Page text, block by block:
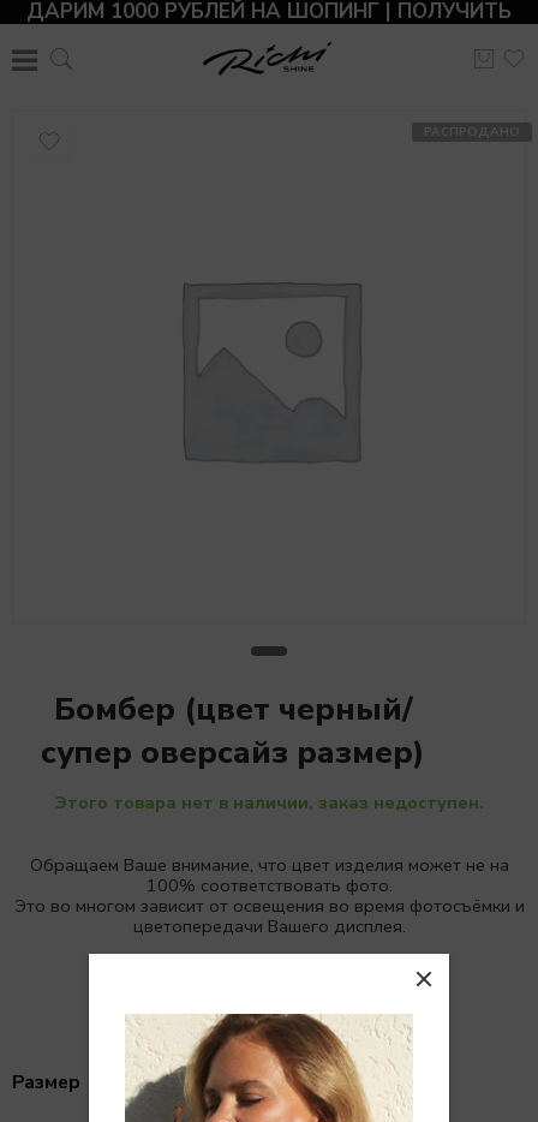
ДАРИМ 1000 РУБЛЕЙ НА ШОПИНГ | ПОЛУЧИТЬ
РАСПРОДАНО
Бомбер (цвет черный/
супер оверсайз размер)
Этого товара нет в наличии, заказ недоступен.
Обращаем Ваше внимание, что цвет изделия может не на
100% соответствовать фото.
Это во многом зависит от освещения во время фотосъёмки и
цветопередачи Вашего дисплея.
Детали Отзывы (0)
Размер